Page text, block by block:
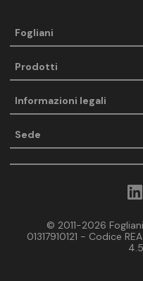
Fogliani
Prodotti
Informazioni legali
Sede
© 2011-2026
01317910121 - Codice